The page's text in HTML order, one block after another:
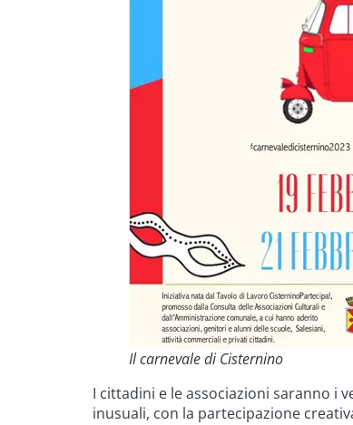
Il carnevale di Cisternino
I cittadini e le associazioni saranno i
inusuali, con la partecipazione